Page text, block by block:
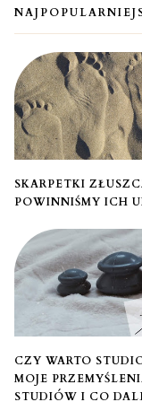
SKARPETKI
POWINNIŚMY ICH
CZY WARTO
MOJE
STUDIÓW I CO